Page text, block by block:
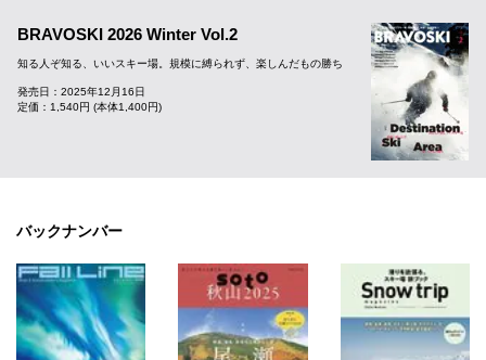
BRAVOSKI 2026 Winter Vol.2
知る人ぞ知る、いいスキー場。規模に縛られず、楽しんだもの勝ち
発売日：2025年12月16日
定価：1,540円 (本体1,400円)
バックナンバー